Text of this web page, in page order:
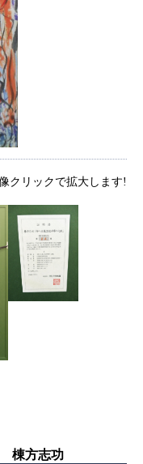
クリックで拡大します!
棟方志功